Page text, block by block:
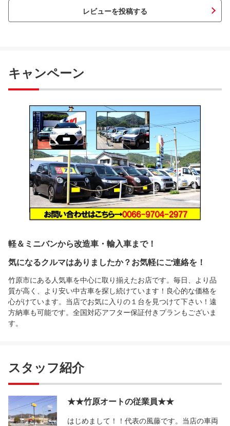
レビューを投稿する
キャンペーン
軽＆ミニバンから改造車・輸入車まで！
気になるクルマはありましたか？お気軽にご連絡を！
竹原市にある人気車を中心に取り揃えたお店です。毎日、より品
質が高く、より安い中古車を探し続けています！良心的な価格を
心がけています。当店でお気に入りの１台を見つけて下さい！遠
方納車も可能です。全国対応アフター保証付きプランもございま
す。
スタッフ紹介
★★竹原オートの従業員★★
はじめまして！！代表の風藤です。当店の車両